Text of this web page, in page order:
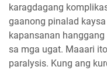
karagdagang
gaanong pinalad kaysa
kapansanan
sa mga ugat. Maaari
paralysis. Kung ang